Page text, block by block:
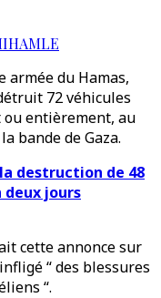
armée du Hamas,
72 véhicules
entièrement, au
bande de Gaza.
destruction de 48
jours
cette annonce sur
“ des blessures
“.